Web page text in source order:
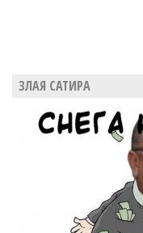
ЗЛАЯ САТИРА